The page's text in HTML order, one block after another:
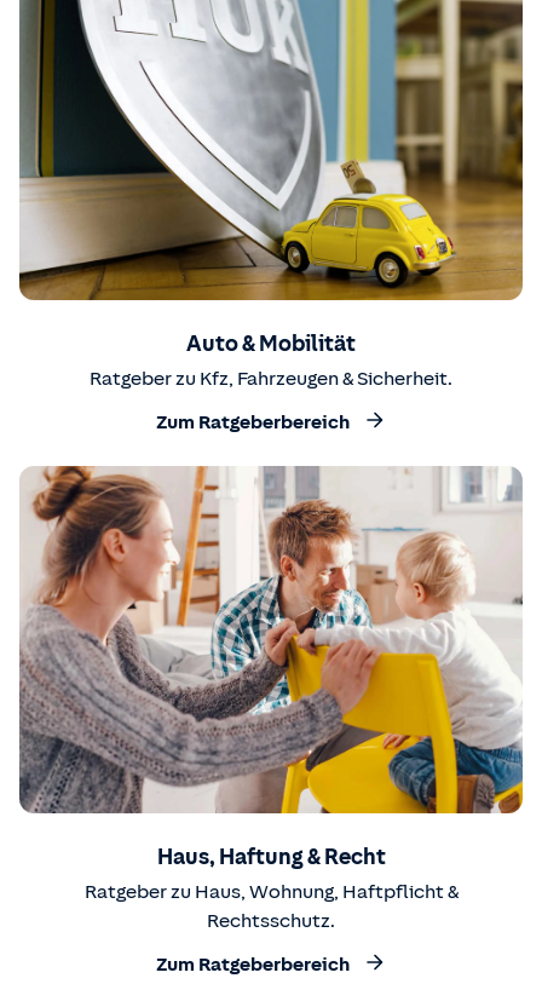
Auto & Mobilität
Ratgeber zu Kfz, Fahrzeugen & Sicherheit.
Zum Ratgeberbereich
Haus, Haftung & Recht
Ratgeber zu Haus, Wohnung, Haftpflicht &
Rechtsschutz.
Zum Ratgeberbereich